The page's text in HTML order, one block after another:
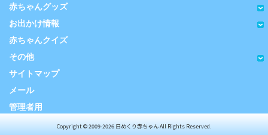
赤ちゃんグッズ
お出かけ情報
赤ちゃんクイズ
その他
サイトマップ
メール
管理者用
Copyright © 2009-2026 日めくり赤ちゃん All Rights Reserved.